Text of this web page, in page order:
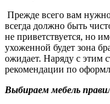
Прежде всего вам
всегда должно быть
не приветствуется, но
ухоженной будет зона
ожидает. Наряду с этим
рекомендации по
Выбираем мебель